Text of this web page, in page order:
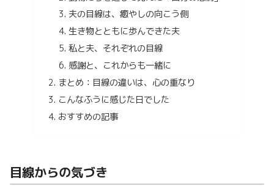
夫の目線は、癒やしの向こう側
生き物とともに歩んできた夫
私と夫、それぞれの目線
感謝と、これからも一緒に
まとめ：目線の違いは、心の重なり
こんなふうに感じた日でした
おすすめの記事
目線からの気づき